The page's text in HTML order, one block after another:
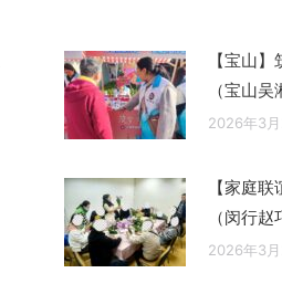
【宝山
（宝山吴
2026年3
【家庭
（闵行赵
2026年3